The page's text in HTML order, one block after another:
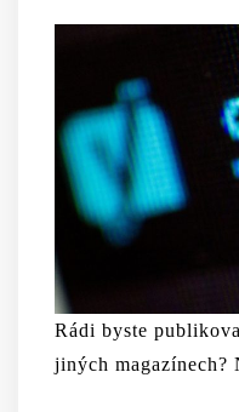
Rádi byste
jiných magazínech?